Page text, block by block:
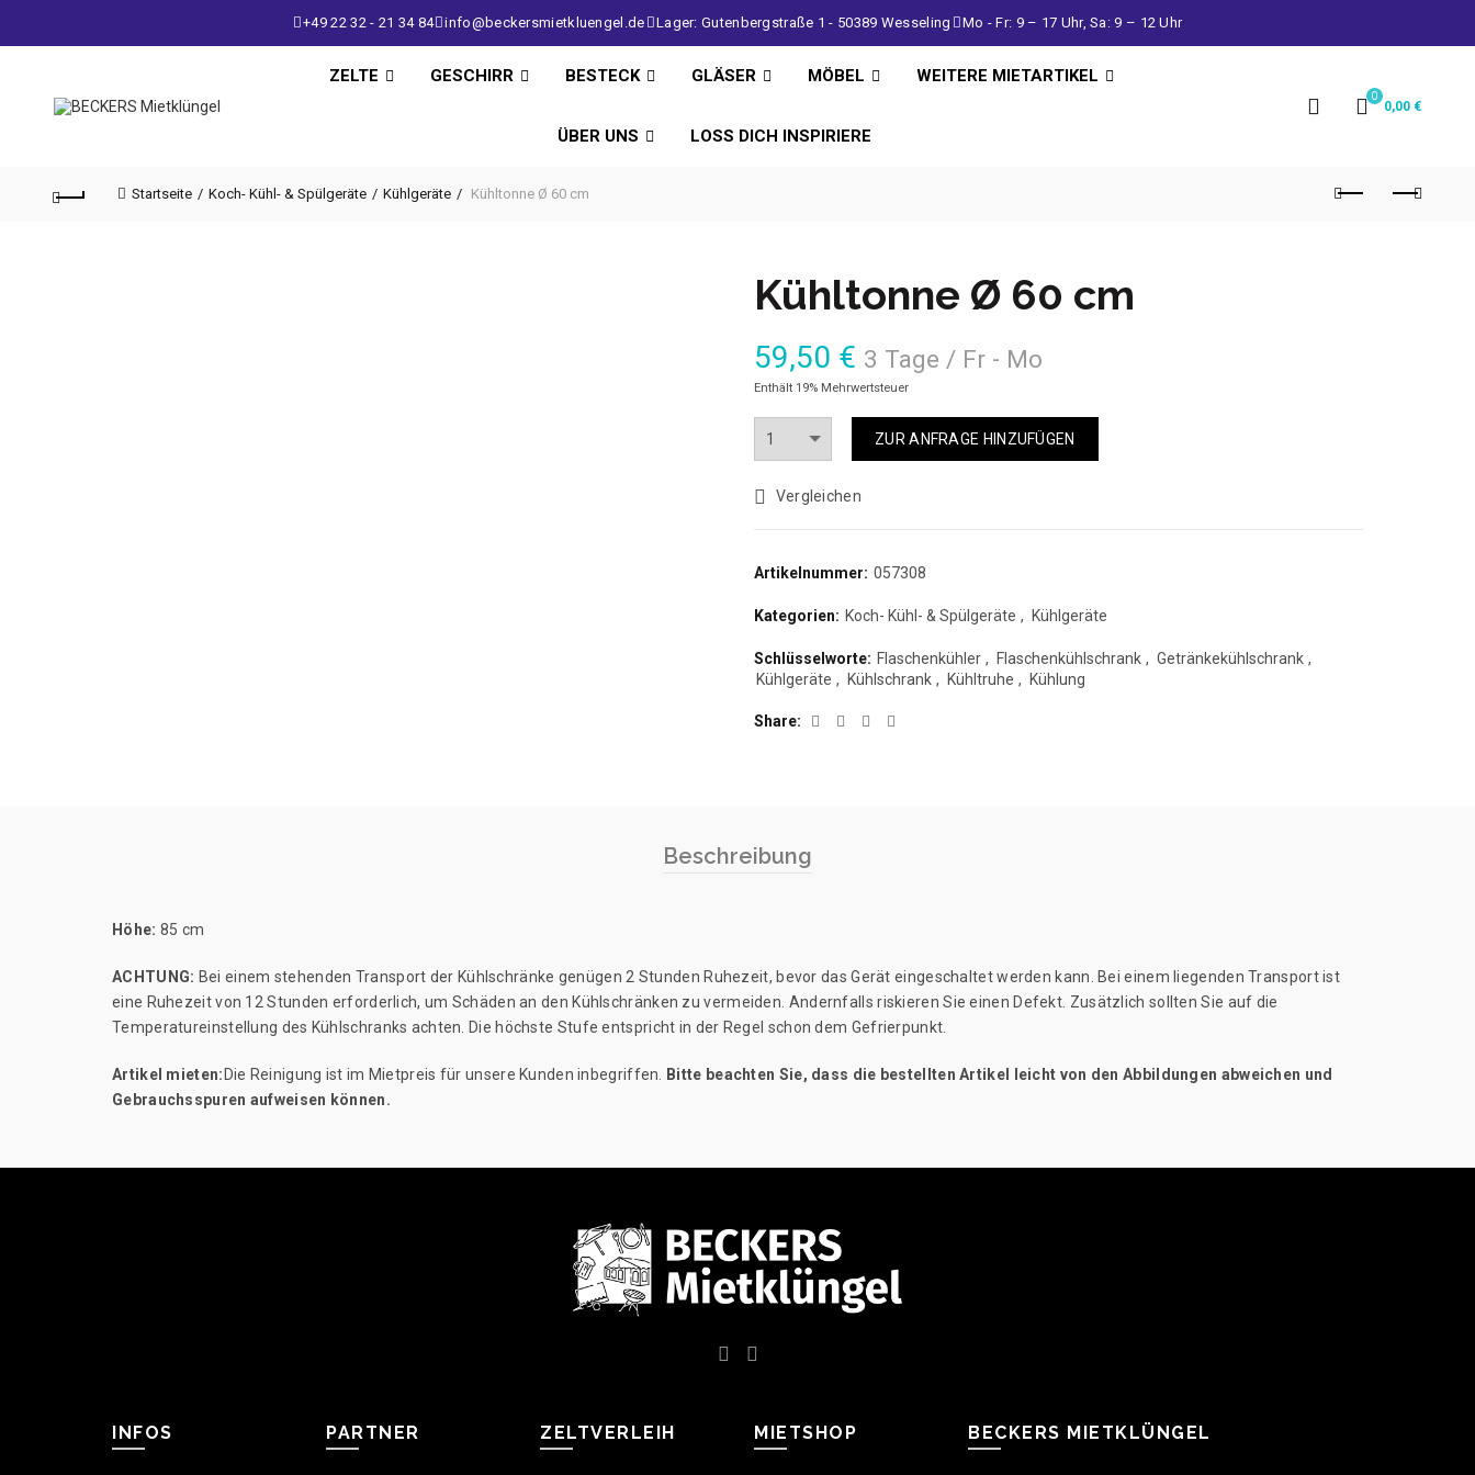
+49 22 32 - 21 34 84 info@beckersmietkluengel.de Lager: Gutenbergstraße 1 - 50389 Wesseling Mo - Fr: 9 – 17 Uhr, Sa: 9 – 12 Uhr
ZELTE GESCHIRR BESTECK GLÄSER MÖBEL WEITERE MIETARTIKEL
ÜBER UNS LOSS DICH INSPIRIERE
0
0,00 €
Startseite Koch- Kühl- & Spülgeräte Kühlgeräte Kühltonne Ø 60 cm
Kühltonne Ø 60 cm
59,50 € 3 Tage / Fr - Mo
Enthält 19% Mehrwertsteuer
ZUR ANFRAGE HINZUFÜGEN
Vergleichen
Artikelnummer: 057308
Kategorien: Koch- Kühl- & Spülgeräte , Kühlgeräte
Schlüsselworte: Flaschenkühler , Flaschenkühlschrank , Getränkekühlschrank ,
Kühlgeräte , Kühlschrank , Kühltruhe , Kühlung
Share
Beschreibung
Höhe: 85 cm
ACHTUNG: Bei einem stehenden Transport der Kühlschränke genügen 2 Stunden Ruhezeit, bevor das Gerät eingeschaltet werden kann. Bei einem liegenden Transport ist
eine Ruhezeit von 12 Stunden erforderlich, um Schäden an den Kühlschränken zu vermeiden. Andernfalls riskieren Sie einen Defekt. Zusätzlich sollten Sie auf die
Temperatureinstellung des Kühlschranks achten. Die höchste Stufe entspricht in der Regel schon dem Gefrierpunkt.
Artikel mieten: Die Reinigung ist im Mietpreis für unsere Kunden inbegriffen.
Bitte beachten Sie, dass die bestellten Artikel leicht von den Abbildungen abweichen und
Gebrauchsspuren aufweisen können.
INFOS PARTNER ZELTVERLEIH MIETSHOP BECKERS MIETKLÜNGEL